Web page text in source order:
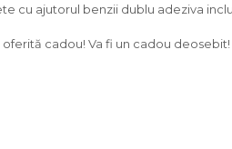
cu ajutorul benzii dublu adeziva
cadou! Va fi un cadou deosebit!